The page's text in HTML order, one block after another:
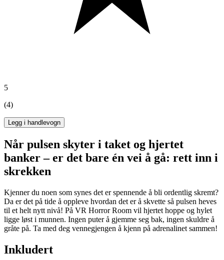
5
(4)
Legg i handlevogn
Når pulsen skyter i taket og hjertet
banker – er det bare én vei å gå: rett inn i
skrekken
Kjenner du noen som synes det er spennende å bli ordentlig skremt?
Da er det på tide å oppleve hvordan det er å skvette så pulsen heves
til et helt nytt nivå! På VR Horror Room vil hjertet hoppe og hylet
ligge løst i munnen. Ingen puter å gjemme seg bak, ingen skuldre å
gråte på. Ta med deg vennegjengen å kjenn på adrenalinet sammen!
Inkludert